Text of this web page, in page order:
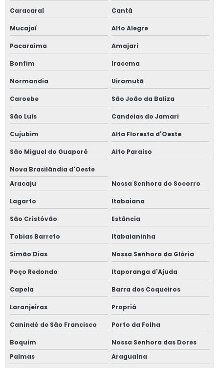
Caracaraí Cantá
Mucajaí Alto Alegre
Pacaraima Amajari
Bonfim Iracema
Normandia Uiramutã
Caroebe São João da Baliza
São Luís Candeias do Jamari
Cujubim Alta Floresta d'Oeste
São Miguel do Guaporé Alto Paraíso
Nova Brasilândia d'Oeste
Aracaju
Nossa Senhora do Socorro
Lagarto Itabaiana
São Cristóvão Estância
Tobias Barreto Itabaianinha
Simão Dias Nossa Senhora da Glória
Poço Redondo Itaporanga d'Ajuda
Capela Barra dos Coqueiros
Laranjeiras Propriá
Canindé de São Francisco Porto da Folha
Boquim
Nossa Senhora das Dores
Palmas
Araguaína